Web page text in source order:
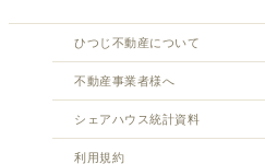
ひつじ不動産について
不動産事業者様へ
シェアハウス統計資料
利用規約